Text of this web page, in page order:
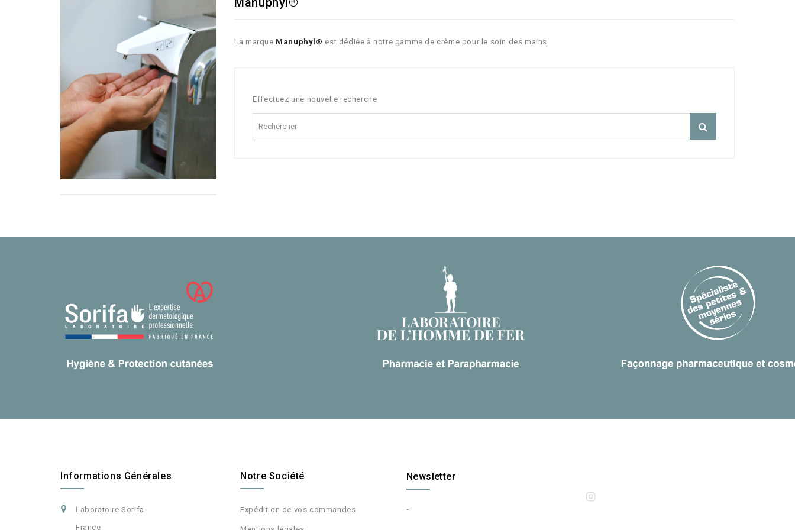
La marque Manuphyl ® est dédiée à notre gamme de crème pour le soin des mains.
Effectuez une nouvelle recherche
Informations Générales
Laboratoire Sorifa
France
Notre Société
Expédition de vos commandes
Newsletter
-